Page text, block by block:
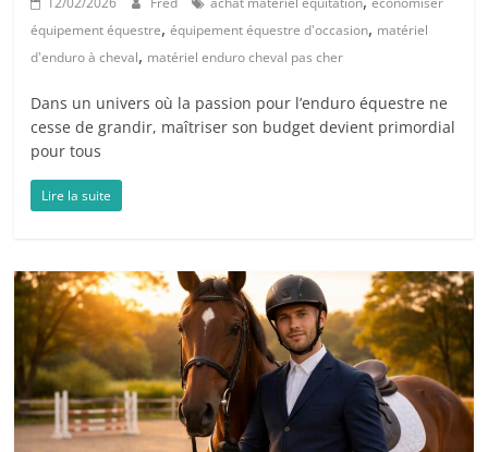
équipement équestre,équipement équestre d'occasion, matériel
d'enduro à cheval, matériel enduro cheval pas cher
Dans un univers où la passion pour l’enduro équestre ne
cesse de grandir, maîtriser son budget devient primordial
pour tous
Lire la suite